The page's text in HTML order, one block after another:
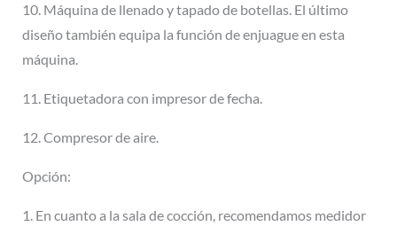
10. Máquina de llenado y tapado de botellas. El último
diseño también equipa la función de enjuague en esta
máquina.
11. Etiquetadora con impresor de fecha.
12. Compresor de aire.
Opción:
1. En cuanto a la sala de cocción, recomendamos medidor